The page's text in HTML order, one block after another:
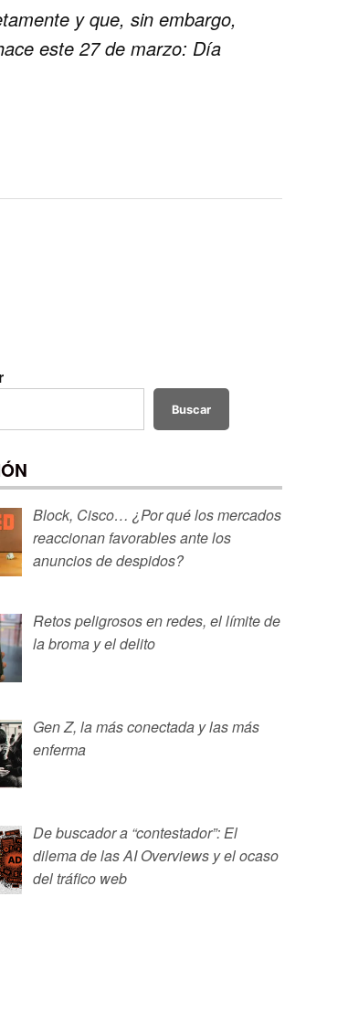
y que, sin embargo,
este 27 de marzo: Día
Buscar
Block, Cisco… ¿Por qué los mercados
reaccionan favorables ante los
anuncios de despidos?
Retos peligrosos en redes, el límite de
la broma y el delito
Gen Z, la más conectada y las más
enferma
De buscador a “contestador”: El
dilema de las AI Overviews y el ocaso
del tráfico web